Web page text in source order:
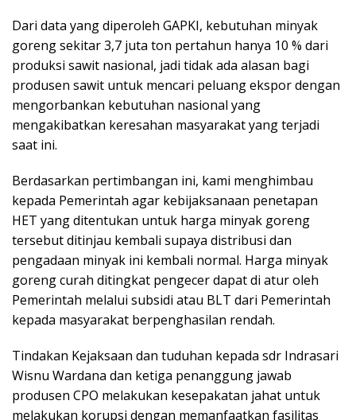
Dari data yang diperoleh GAPKI, kebutuhan minyak
goreng sekitar 3,7 juta ton pertahun hanya 10 % dari
produksi sawit nasional, jadi tidak ada alasan bagi
produsen sawit untuk mencari peluang ekspor dengan
mengorbankan kebutuhan nasional yang
mengakibatkan keresahan masyarakat yang terjadi
saat ini.
Berdasarkan pertimbangan ini, kami menghimbau
kepada Pemerintah agar kebijaksanaan penetapan
HET yang ditentukan untuk harga minyak goreng
tersebut ditinjau kembali supaya distribusi dan
pengadaan minyak ini kembali normal. Harga minyak
goreng curah ditingkat pengecer dapat di atur oleh
Pemerintah melalui subsidi atau BLT dari Pemerintah
kepada masyarakat berpenghasilan rendah.
Tindakan Kejaksaan dan tuduhan kepada sdr Indrasari
Wisnu Wardana dan ketiga penanggung jawab
produsen CPO melakukan kesepakatan jahat untuk
melakukan korupsi dengan memanfaatkan fasilitas